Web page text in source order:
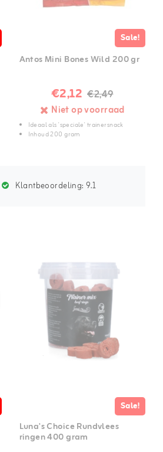
Sale!
Antos Mini Bones Wild 200 gr
€2,12 €2,49
Niet op voorraad
Ideaal als 'speciale' trainersnack
Inhoud 200 gram
Klantbeoordeling:9.1
Sale!
Luna's Choice Rundvlees
ringen 400 gram